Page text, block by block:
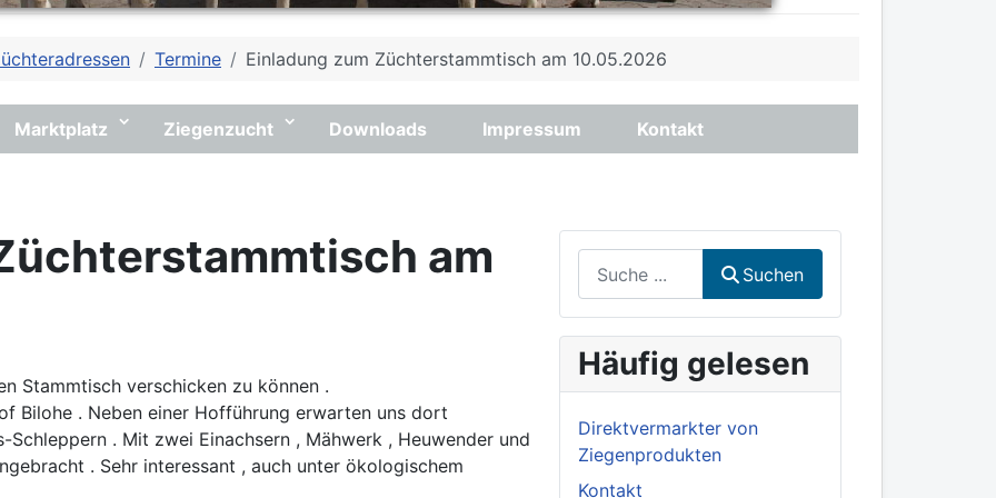
Termine Einladung zum Züchterstammtisch am 10.05.2026
Marktplatz Ziegenzucht Downloads Impressum Kontakt
am
Stammtisch verschicken zu können .
Bilohe . Neben einer Hofführung erwarten uns dort
. Mit zwei Einachsern , Mähwerk , Heuwender und
. Sehr interessant , auch unter ökologischem
Suchen
Häufig gelesen
Direktvermarkter von
Ziegenprodukten
Kontakt